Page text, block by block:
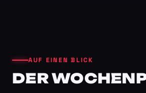
AUF EINEN BLICK
DER